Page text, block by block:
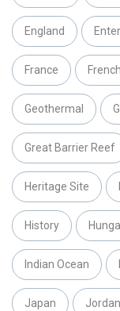
England
France
Geothermal
Great Barrier Reef
Heritage Site
History
Indian Ocean
Japan Jordan